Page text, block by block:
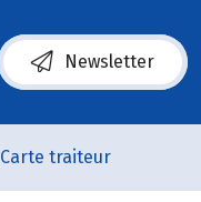
Newsletter
Carte traiteur